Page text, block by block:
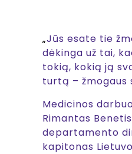
„Jūs esate tie
dėkinga už tai,
tokią, kokią ją
turtą – žmogaus
Medicinos
Rimantas
departamento
kapitonas